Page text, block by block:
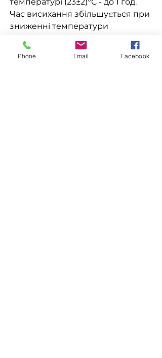
Час висихання збільшується при
зниженні температури
навколишнього середовища,
збільшенні товщини шару,
Phone Email Facebook